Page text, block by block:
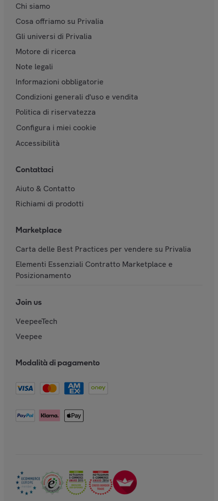
Chi siamo
Cosa offriamo su Privalia
Gli universi di Privalia
Motore di ricerca
Note legali
Informazioni obbligatorie
Condizioni generali d'uso e vendita
Politica di riservatezza
Configura i miei cookie
Accessibilità
Contattaci
Aiuto & Contatto
Richiami di prodotti
Marketplace
Carta delle Best Practices per vendere su Privalia
Elementi Essenziali Contratto Marketplace e
Posizionamento
Join us
VeepeeTech
Veepee
Modalità di pagamento